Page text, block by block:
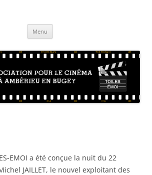
sa région
Menu
EMOI a été conçue la nuit du 22
JAILLET, le nouvel exploitant des